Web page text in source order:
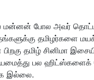
மன்னன் போல அவர்
தமிழர்களை
தமிழ் சினிமா
பல ஹிட்ஸ்களைக்
இல்லை.